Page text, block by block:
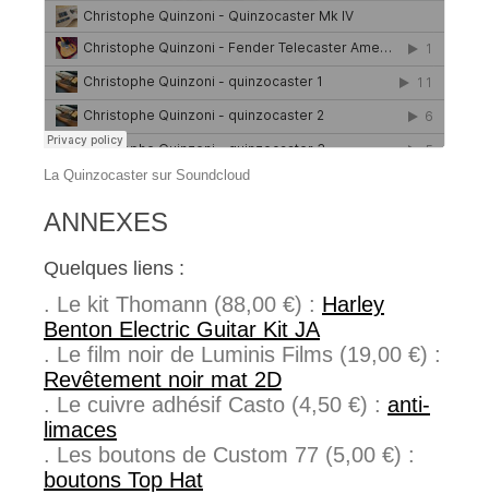
La Quinzocaster sur Soundcloud
ANNEXES
Quelques liens :
. Le kit Thomann (88,00 €) : Harley
Benton Electric Guitar Kit JA
. Le film noir de Luminis Films (19,00 €) :
Revêtement noir mat 2D
. Le cuivre adhésif Casto (4,50 €) : anti-
limaces
. Les boutons de Custom 77 (5,00 €) :
boutons Top Hat